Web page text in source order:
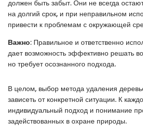
должен быть забыт. Они не всегда
на долгий срок, и при неправильном
привести к проблемам с окружающей
Важно: Правильное и ответственно
дает возможность эффективно решать
но требует осознанного подхода.
В целом, выбор метода удаления
зависеть от конкретной ситуации. К
индивидуальный подход и понимание
задействованных в охране природы.